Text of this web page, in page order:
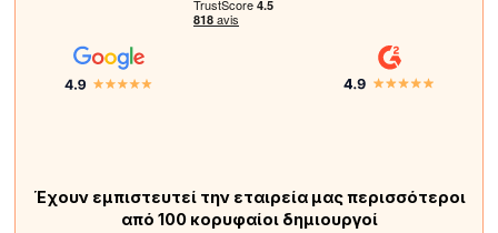
Έχουν εμπιστευτεί την εταιρεία μας περισσότεροι
από 100 κορυφαίοι δημιουργοί